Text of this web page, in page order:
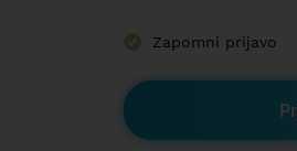
Zapomni prijavo